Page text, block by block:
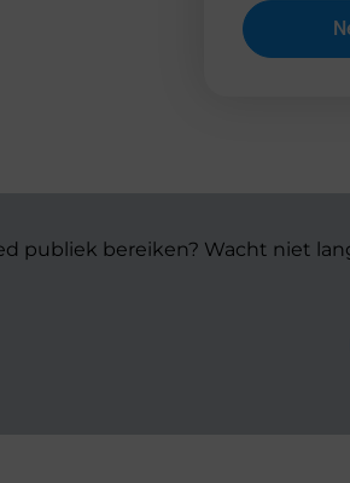
publiek bereiken? Wacht niet